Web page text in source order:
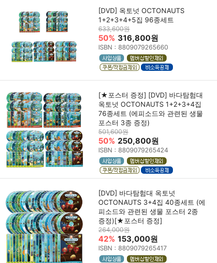
[DVD] 옥토넛 OCTONAUTS
1+2+3+4+5집 96종세트
633,600원
50% 316,800원
ISBN : 8809079265660
[★포스터 증정] [DVD] 바다탐험대
옥토넛 OCTONAUTS 1+2+3+4집
76종세트 (에피소드와 관련된 생물
포스터 3종 증정)
501,600원
50% 250,800원
ISBN : 8809079265424
[DVD] 바다탐험대 옥토넛
OCTONAUTS 3+4집 40종세트 (에
피소드와 관련된 생물 포스터 2종
증정)[★포스터 증정]
264,000원
42% 153,000원
ISBN : 8809079265417